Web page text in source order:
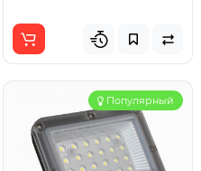
Популярный